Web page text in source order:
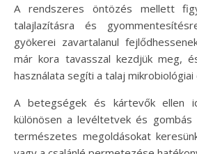
A rendszeres öntözés mellett
talajlazításra és
gyökerei zavartalanul
már kora tavasszal kezdjük meg,
használata segíti a talaj
A betegségek és kártevők ellen
különösen a levéltetvek és
természetes megoldásokat